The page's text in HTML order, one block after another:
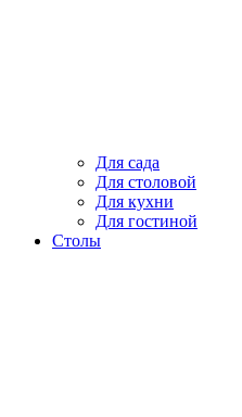
Для сада
Для столовой
Для кухни
Для гостиной
Столы